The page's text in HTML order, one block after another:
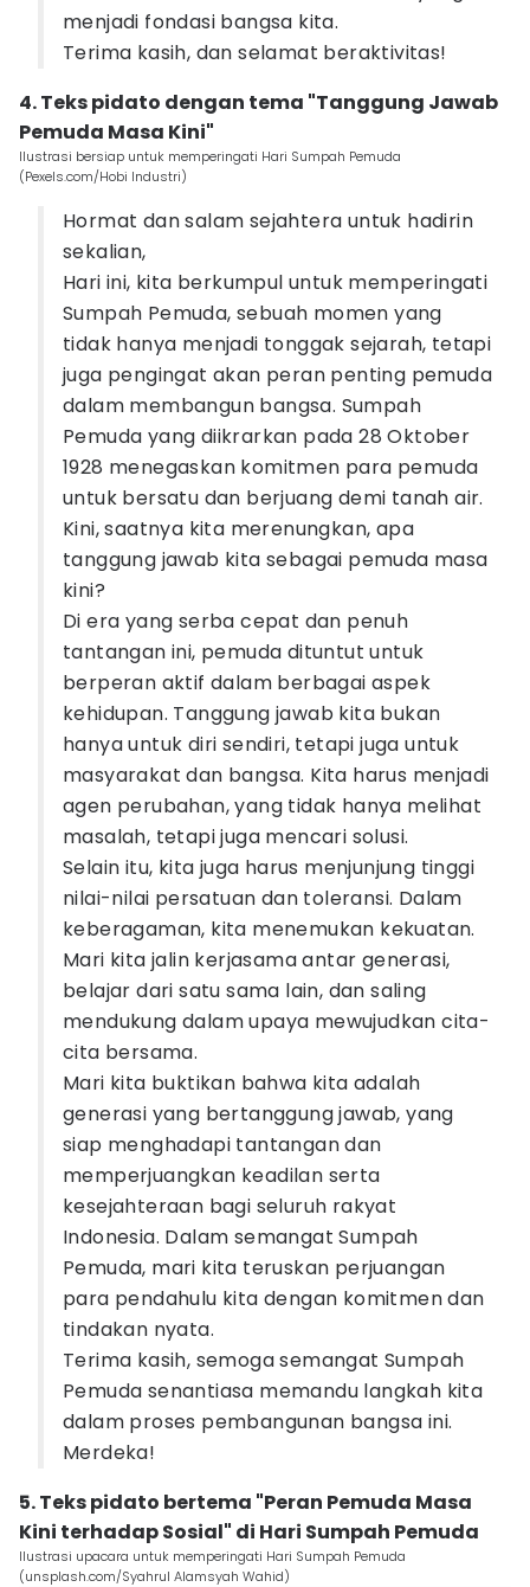
menjadi fondasi bangsa kita.
Terima kasih, dan selamat beraktivitas!
4. Teks pidato dengan tema "Tanggung Jawab
Pemuda Masa Kini"
Ilustrasi bersiap untuk memperingati Hari Sumpah Pemuda
(Pexels.com/Hobi Industri)
Hormat dan salam sejahtera untuk hadirin
sekalian,
Hari ini, kita berkumpul untuk memperingati
Sumpah Pemuda, sebuah momen yang
tidak hanya menjadi tonggak sejarah, tetapi
juga pengingat akan peran penting pemuda
dalam membangun bangsa. Sumpah
Pemuda yang diikrarkan pada 28 Oktober
1928 menegaskan komitmen para pemuda
untuk bersatu dan berjuang demi tanah air.
Kini, saatnya kita merenungkan, apa
tanggung jawab kita sebagai pemuda masa
kini?
Di era yang serba cepat dan penuh
tantangan ini, pemuda dituntut untuk
berperan aktif dalam berbagai aspek
kehidupan. Tanggung jawab kita bukan
hanya untuk diri sendiri, tetapi juga untuk
masyarakat dan bangsa. Kita harus menjadi
agen perubahan, yang tidak hanya melihat
masalah, tetapi juga mencari solusi.
Selain itu, kita juga harus menjunjung tinggi
nilai-nilai persatuan dan toleransi. Dalam
keberagaman, kita menemukan kekuatan.
Mari kita jalin kerjasama antar generasi,
belajar dari satu sama lain, dan saling
mendukung dalam upaya mewujudkan cita-
cita bersama.
Mari kita buktikan bahwa kita adalah
generasi yang bertanggung jawab, yang
siap menghadapi tantangan dan
memperjuangkan keadilan serta
kesejahteraan bagi seluruh rakyat
Indonesia. Dalam semangat Sumpah
Pemuda, mari kita teruskan perjuangan
para pendahulu kita dengan komitmen dan
tindakan nyata.
Terima kasih, semoga semangat Sumpah
Pemuda senantiasa memandu langkah kita
dalam proses pembangunan bangsa ini.
Merdeka!
5. Teks pidato bertema "Peran Pemuda Masa
Kini terhadap Sosial" di Hari Sumpah Pemuda
Ilustrasi upacara untuk memperingati Hari Sumpah Pemuda
(unsplash.com/Syahrul Alamsyah Wahid)